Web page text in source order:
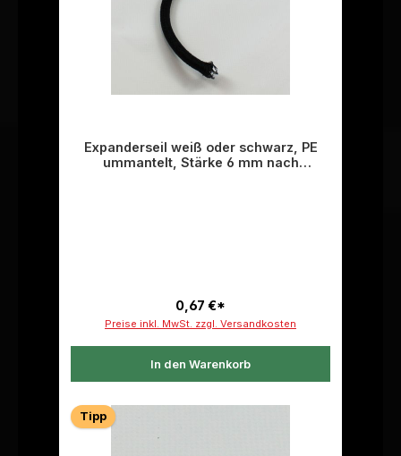
Expanderseil weiß oder schwarz, PE
ummantelt, Stärke 6 mm nach
0,67 €*
Preise inkl. MwSt. zzgl. Versandkosten
In den Warenkorb
Tipp